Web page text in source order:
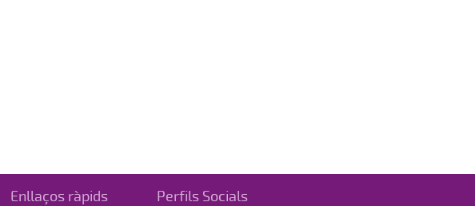
Enllaços ràpids Perfils Socials